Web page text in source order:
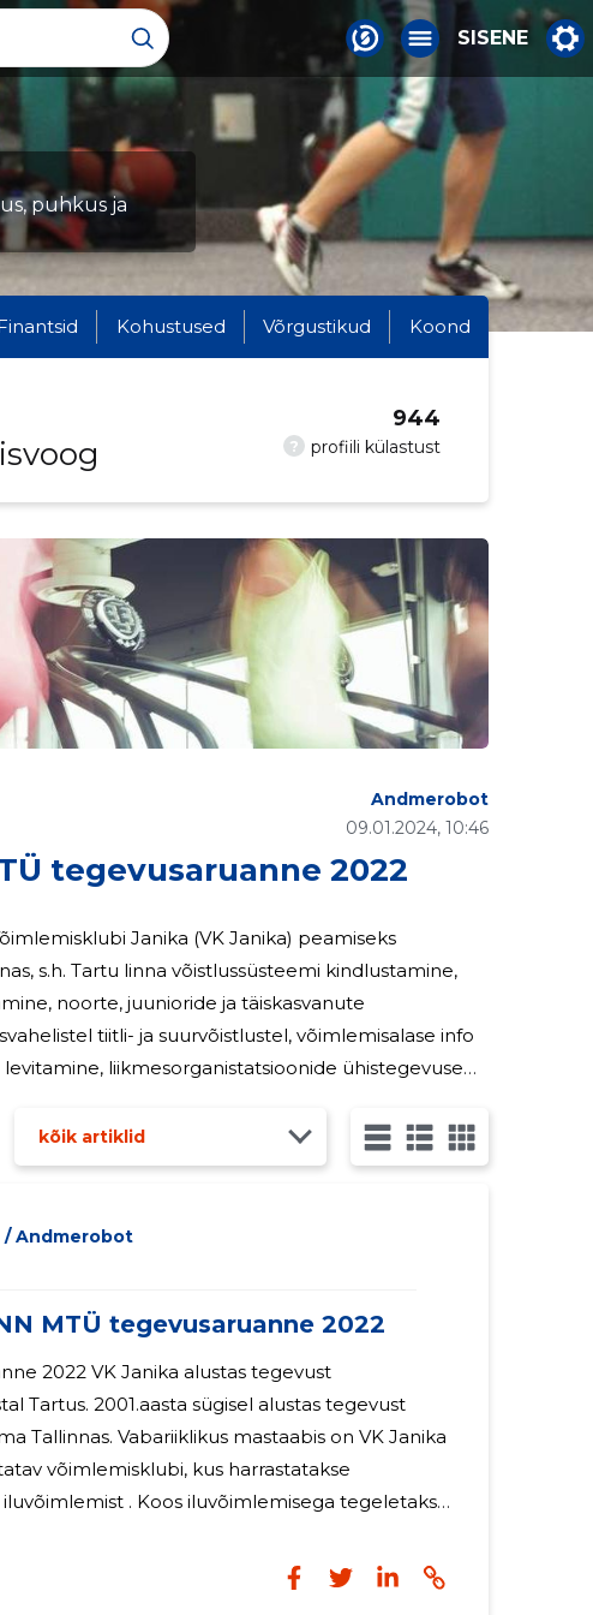
SISENE
puhkus ja
Kohustused Võrgustikud Koond
? profiili külastust
944
tegevusaruanne 2022
09.01.2024, 10:46
Andmerobot
s.h. Tartu linna võistlussüsteemi kindlustamine,
noorte, juunioride ja täiskasvanute
tiitli- ja suurvõistlustel, võimlemisalase info
liikmesorganistatsioonide ühistegevuse
kõik artiklid
/ Andmerobot
MTÜ tegevusaruanne 2022
alustas tegevust
Tartus. 2001.aasta sügisel alustas tegevust
mastaabis on VK Janika
võimlemisklubi, kus harrastatakse
. Koos iluvõimlemisega tegeletakse
püsimine eeldab sportlaste treenimist